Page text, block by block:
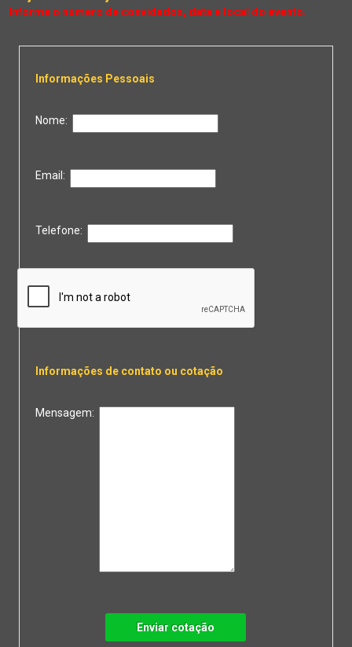
Informações Pessoais
Nome:
Email:
Telefone:
Informações de contato ou cotação
Mensagem:
Enviar cotação